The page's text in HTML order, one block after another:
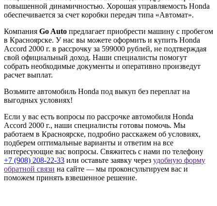
повышенной динамичностью. Хорошая управляемость Honda
обеспечивается за счет коробки передач типа «Автомат».
Компания Go Auto предлагает приобрести машину с пробегом
в Красноярске. У нас вы можете оформить и купить Honda
Accord 2000 г. в рассрочку за 599000 рублей, не подтверждая
свой официальный доход. Наши специалисты помогут
собрать необходимые документы и оперативно произведут
расчет выплат.
Возьмите автомобиль Honda под выкуп без переплат на
выгодных условиях!
Если у вас есть вопросы по рассрочке автомобиля Honda
Accord 2000 г., наши специалисты готовы помочь. Мы
работаем в Красноярске, подробно расскажем об условиях,
подберем оптимальные варианты и ответим на все
интересующие вас вопросы. Свяжитесь с нами по телефону
+7 (908) 208-22-33 или оставьте заявку через удобную форму
обратной связи на сайте — мы проконсультируем вас и
поможем принять взвешенное решение.